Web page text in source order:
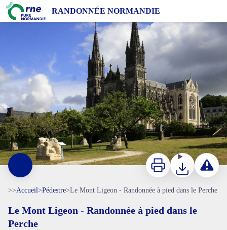
RANDONNÉE NORMANDIE
Le Mont Ligeon - Randonnée à pied dans le Perche
La Chapelle Montligeon - JE Rubio
ImprimerTéléchargerSignaler
>>Accueil>Pédestre>Le Mont Ligeon - Randonnée à pied dans le Perche
Le Mont Ligeon - Randonnée à pied dans le
Perche